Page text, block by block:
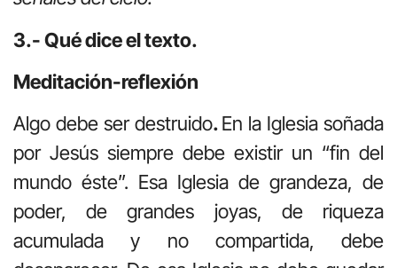
3.- Qué dice el texto.
Meditación-reflexión
Algo debe ser destruido.En la Iglesia soñada
por Jesús siempre debe existir un “fin del
mundo éste”. Esa Iglesia de grandeza, de
poder, de grandes joyas, de riqueza
acumulada y no compartida, debe